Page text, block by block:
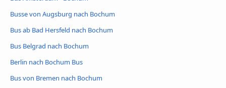
Busse von Augsburg nach Bochum
Bus ab Bad Hersfeld nach Bochum
Bus Belgrad nach Bochum
Berlin nach Bochum Bus
Bus von Bremen nach Bochum